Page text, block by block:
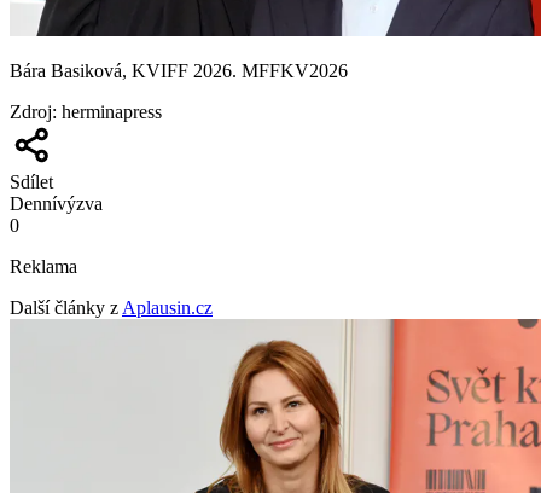
Bára Basiková, KVIFF 2026. MFFKV2026
Zdroj: herminapress
Sdílet
Dennívýzva
0
Reklama
Další články z Aplausin.cz